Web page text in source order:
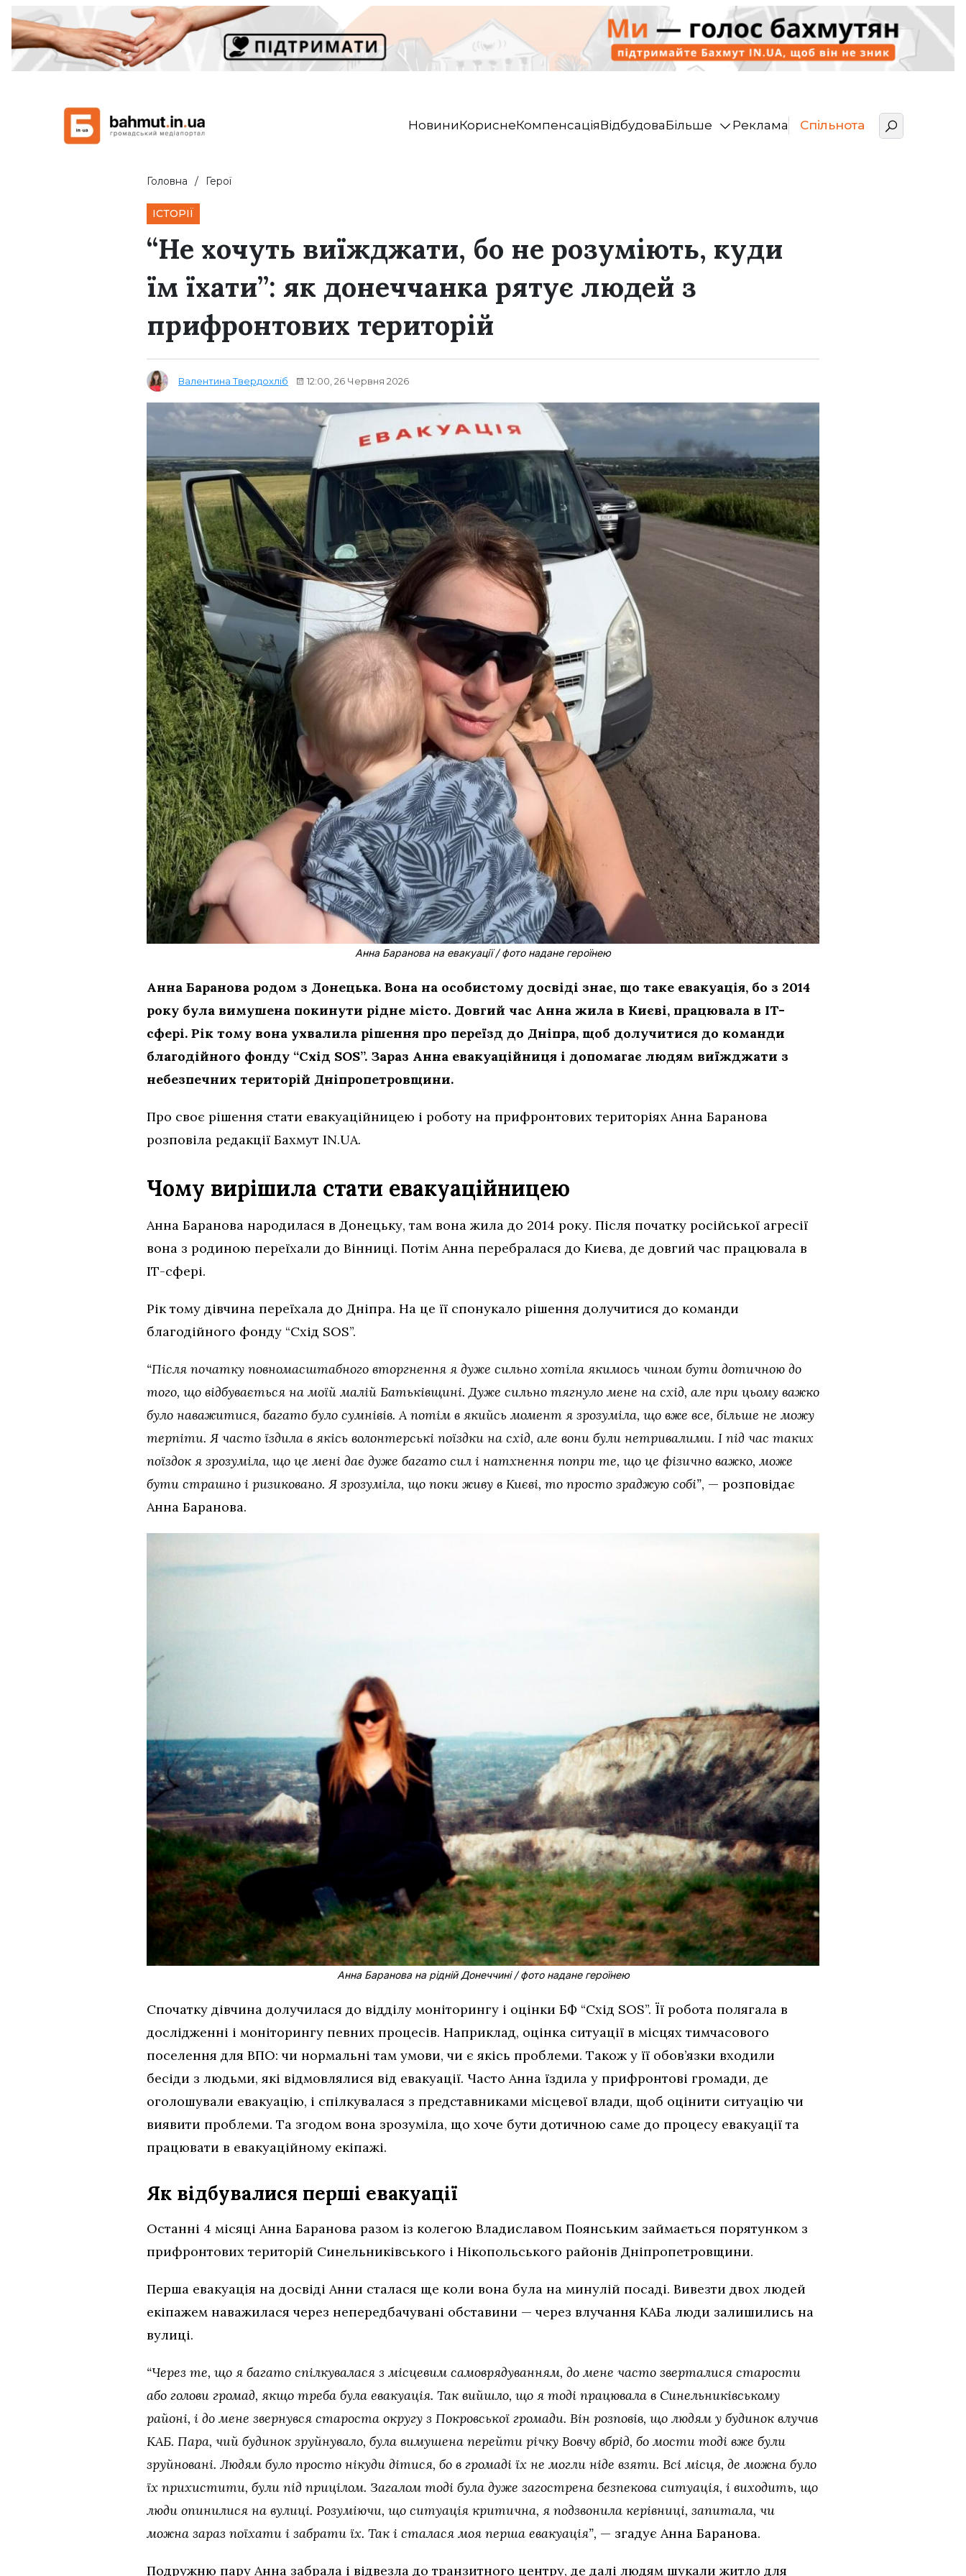
НовиниКориснеКомпенсаціяВідбудоваБільше Реклама Спільнота
Головна Герої
ІСТОРІЇ
“Не хочуть виїжджати, бо не розуміють, куди
їм їхати”: як донеччанка рятує людей з
прифронтових територій
Валентина Твердохліб 12:00, 26 Червня 2026
Анна Баранова на евакуації / фото надане героїнею
Анна Баранова родом з Донецька. Вона на особистому досвіді знає, що таке евакуація, бо з 2014
року була вимушена покинути рідне місто. Довгий час Анна жила в Києві, працювала в IT-
сфері. Рік тому вона ухвалила рішення про переїзд до Дніпра, щоб долучитися до команди
благодійного фонду “Схід SOS”. Зараз Анна евакуаційниця і допомагає людям виїжджати з
небезпечних територій Дніпропетровщини.
Про своє рішення стати евакуаційницею і роботу на прифронтових територіях Анна Баранова
розповіла редакції Бахмут IN.UA.
Чому вирішила стати евакуаційницею
Анна Баранова народилася в Донецьку, там вона жила до 2014 року. Після початку російської агресії
вона з родиною переїхали до Вінниці. Потім Анна перебралася до Києва, де довгий час працювала в
ІТ-сфері.
Рік тому дівчина переїхала до Дніпра. На це її спонукало рішення долучитися до команди
благодійного фонду “Схід SOS”.
“Після початку повномасштабного вторгнення я дуже сильно хотіла якимось чином бути дотичною до
того, що відбувається на моїй малій Батьківщині. Дуже сильно тягнуло мене на схід, але при цьому важко
було наважитися, багато було сумнівів. А потім в якийсь момент я зрозуміла, що вже все, більше не можу
терпіти. Я часто їздила в якісь волонтерські поїздки на схід, але вони були нетривалими. І під час таких
поїздок я зрозуміла, що це мені дає дуже багато сил і натхнення попри те, що це фізично важко, може
бути страшно і ризиковано. Я зрозуміла, що поки живу в Києві, то просто зраджую собі”, — розповідає
Анна Баранова.
Анна Баранова на рідній Донеччині / фото надане героїнею
Спочатку дівчина долучилася до відділу моніторингу і оцінки БФ “Схід SOS”. Її робота полягала в
дослідженні і моніторингу певних процесів. Наприклад, оцінка ситуації в місцях тимчасового
поселення для ВПО: чи нормальні там умови, чи є якісь проблеми. Також у її обов’язки входили
бесіди з людьми, які відмовлялися від евакуації. Часто Анна їздила у прифронтові громади, де
оголошували евакуацію, і спілкувалася з представниками місцевої влади, щоб оцінити ситуацію чи
виявити проблеми. Та згодом вона зрозуміла, що хоче бути дотичною саме до процесу евакуації та
працювати в евакуаційному екіпажі.
Як відбувалися перші евакуації
Останні 4 місяці Анна Баранова разом із колегою Владиславом Поянським займається порятунком з
прифронтових територій Синельниківського і Нікопольського районів Дніпропетровщини.
Перша евакуація на досвіді Анни сталася ще коли вона була на минулій посаді. Вивезти двох людей
екіпажем наважилася через непередбачувані обставини — через влучання КАБа люди залишились на
вулиці.
“Через те, що я багато спілкувалася з місцевим самоврядуванням, до мене часто зверталися старости
або голови громад, якщо треба була евакуація. Так вийшло, що я тоді працювала в Синельниківському
районі, і до мене звернувся староста округу з Покровської громади. Він розповів, що людям у будинок влучив
КАБ. Пара, чий будинок зруйнувало, була вимушена перейти річку Вовчу вбрід, бо мости тоді вже були
зруйновані. Людям було просто нікуди дітися, бо в громаді їх не могли ніде взяти. Всі місця, де можна було
їх прихистити, були під прицілом. Загалом тоді була дуже загострена безпекова ситуація, і виходить, що
люди опинилися на вулиці. Розуміючи, що ситуація критична, я подзвонила керівниці, запитала, чи
можна зараз поїхати і забрати їх. Так і сталася моя перша евакуація”, — згадує Анна Баранова.
Подружню пару Анна забрала і відвезла до транзитного центру, де далі людям шукали житло для